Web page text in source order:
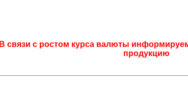
В связи с ростом курса валюты
продукцию